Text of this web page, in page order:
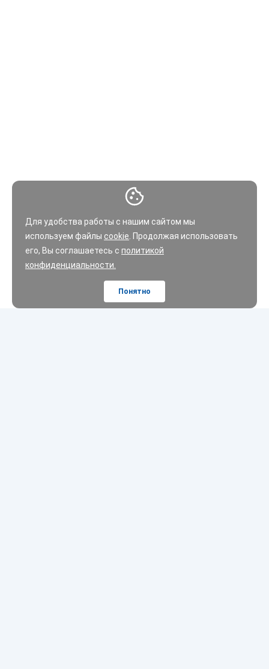
Для удобства работы с нашим сайтом мы
используем файлы cookie . Продолжая использовать
его, Вы соглашаетесь с политикой
конфиденциальности.
Понятно